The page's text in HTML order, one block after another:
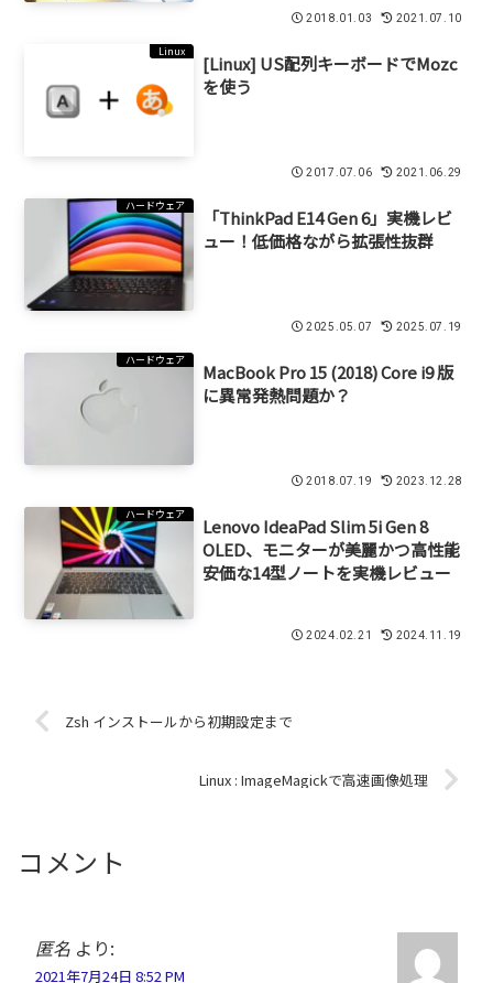
2018.01.03 2021.07.10
Linux
[Linux] US配列キーボードでMozc
を使う
2017.07.06 2021.06.29
ハードウェア
「ThinkPad E14 Gen 6」実機レビ
ュー！低価格ながら拡張性抜群
2025.05.07 2025.07.19
ハードウェア
MacBook Pro 15 (2018) Core i9 版
に異常発熱問題か？
2018.07.19 2023.12.28
ハードウェア
Lenovo IdeaPad Slim 5i Gen 8
OLED、モニターが美麗かつ高性能
安価な14型ノートを実機レビュー
2024.02.21 2024.11.19
Zsh インストールから初期設定まで
Linux : ImageMagickで高速画像処理
コメント
匿名 より:
2021年7月24日 8:52 PM